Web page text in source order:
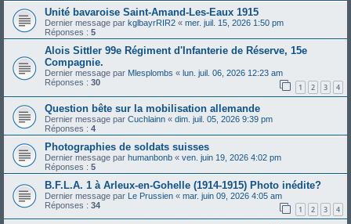
Unité bavaroise Saint-Amand-Les-Eaux 1915
Dernier message par kglbayrRIR2 « mer. juil. 15, 2026 1:50 pm
Réponses : 5
Alois Sittler 99e Régiment d'Infanterie de Réserve, 15e
Compagnie.
Dernier message par Mlesplombs « lun. juil. 06, 2026 12:23 am
Réponses : 30 1 2 3 4
Question bête sur la mobilisation allemande
Dernier message par Cuchlainn « dim. juil. 05, 2026 9:39 pm
Réponses : 4
Photographies de soldats suisses
Dernier message par humanbonb « ven. juin 19, 2026 4:02 pm
Réponses : 5
B.F.L.A. 1 à Arleux-en-Gohelle (1914-1915) Photo inédite?
Dernier message par Le Prussien « mar. juin 09, 2026 4:05 am
Réponses : 34 1 2 3 4